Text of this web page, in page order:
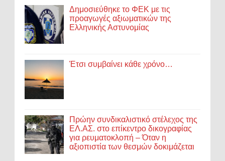
Δημοσιεύθηκε το ΦΕΚ με τις
προαγωγές αξιωματικών της
Ελληνικής Αστυνομίας
Έτσι συμβαίνει κάθε χρόνο…
Πρώην συνδικαλιστικό στέλεχος της
ΕΛ.ΑΣ. στο επίκεντρο δικογραφίας
για ρευματοκλοπή – Όταν η
αξιοπιστία των θεσμών δοκιμάζεται